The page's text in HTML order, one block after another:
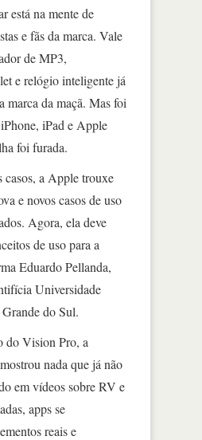
está na mente de
e fãs da marca. Vale
de MP3,
e relógio inteligente já
marca da maçã. Mas foi
iPad e Apple
foi furada.
casos, a Apple trouxe
e novos casos de uso
Agora, ela deve
de uso para a
Eduardo Pellanda,
Universidade
do Sul.
do Vision Pro, a
nada que já não
em vídeos sobre RV e
apps se
reais e